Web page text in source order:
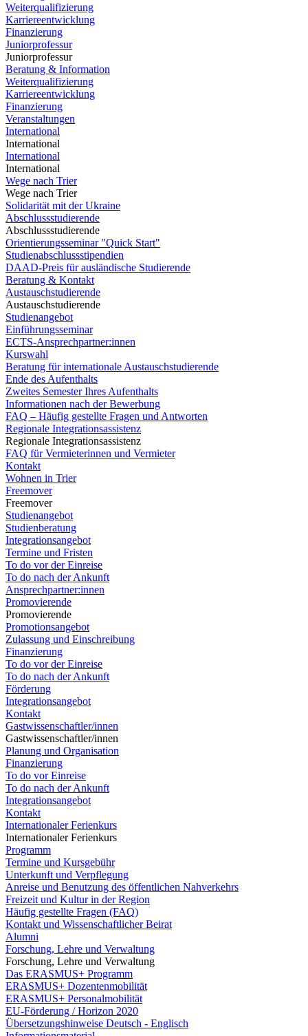
Weiterqualifizierung
Karriereentwicklung
Finanzierung
Juniorprofessur
Juniorprofessur
Beratung & Information
Weiterqualifizierung
Karriereentwicklung
Finanzierung
Veranstaltungen
International
International
International
International
Wege nach Trier
Wege nach Trier
Solidarität mit der Ukraine
Abschlussstudierende
Abschlussstudierende
Orientierungsseminar "Quick Start"
Studienabschlussstipendien
DAAD-Preis für ausländische Studierende
Beratung & Kontakt
Austauschstudierende
Austauschstudierende
Studienangebot
Einführungsseminar
ECTS-Ansprechpartner:innen
Kurswahl
Beratung für internationale Austauschstudierende
Ende des Aufenthalts
Zweites Semester Ihres Aufenthalts
Informationen nach der Bewerbung
FAQ – Häufig gestellte Fragen und Antworten
Regionale Integrationsassistenz
Regionale Integrationsassistenz
FAQ für Vermieterinnen und Vermieter
Kontakt
Wohnen in Trier
Freemover
Freemover
Studienangebot
Studienberatung
Integrationsangebot
Termine und Fristen
To do vor der Einreise
To do nach der Ankunft
Ansprechpartner:innen
Promovierende
Promovierende
Promotionsangebot
Zulassung und Einschreibung
Finanzierung
To do vor der Einreise
To do nach der Ankunft
Förderung
Integrationsangebot
Kontakt
Gastwissenschaftler/innen
Gastwissenschaftler/innen
Planung und Organisation
Finanzierung
To do vor Einreise
To do nach der Ankunft
Integrationsangebot
Kontakt
Internationaler Ferienkurs
Internationaler Ferienkurs
Programm
Termine und Kursgebühr
Unterkunft und Verpflegung
Anreise und Benutzung des öffentlichen Nahverkehrs
Freizeit und Kultur in der Region
Häufig gestellte Fragen (FAQ)
Kontakt und Wissenschaftlicher Beirat
Alumni
Forschung, Lehre und Verwaltung
Forschung, Lehre und Verwaltung
Das ERASMUS+ Programm
ERASMUS+ Dozentenmobilität
ERASMUS+ Personalmobilität
EU-Förderung / Horizon 2020
Übersetzungshinweise Deutsch - Englisch